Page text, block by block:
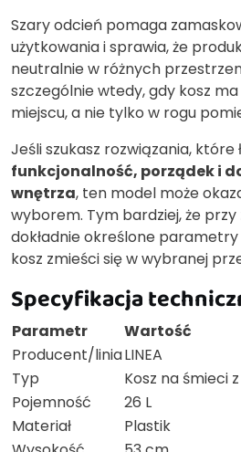
Szary odcień pomaga
użytkowania i sprawia, że
neutralnie w różnych
szczególnie wtedy, gdy kosz
miejscu, a nie tylko w rogu
Jeśli szukasz rozwiązania, które
funkcjonalność, porządek i
wnętrza, ten model może
wyborem. Tym bardziej, że
dokładnie określone
kosz zmieści się w wybranej
Specyfikacja
Parametr
Wartość
Producent/liniaLINEA
Typ
Kosz na śmieci
Pojemność
26 L
Materiał
Plastik